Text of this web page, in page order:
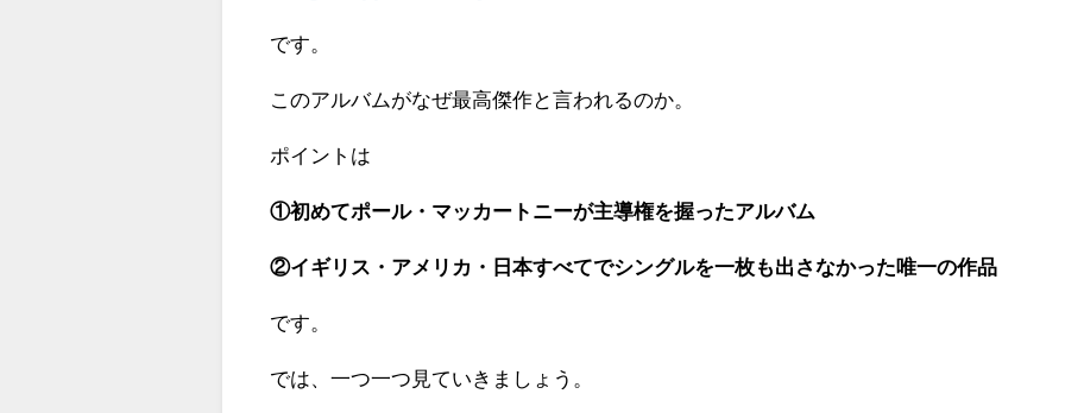
です。
このアルバムがなぜ最高傑作と言われるのか。
ポイントは
①初めてポール・マッカートニーが主導権を握ったアルバム
②イギリス・アメリカ・日本すべてでシングルを一枚も出さなかった唯一の作品
です。
では、一つ一つ見ていきましょう。